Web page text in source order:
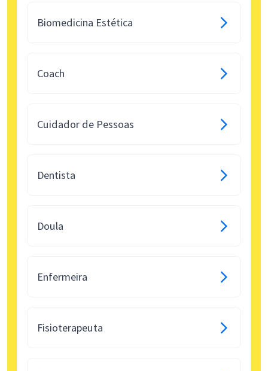
Biomedicina Estética
Coach
Cuidador de Pessoas
Dentista
Doula
Enfermeira
Fisioterapeuta